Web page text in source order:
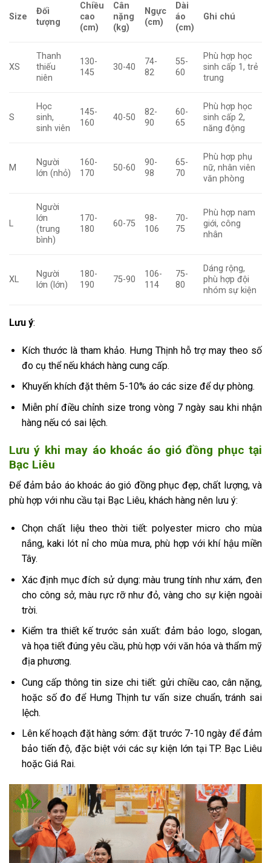
Size
Đối
tượng
Chiều
cao
(cm)
Cân
nặng
(kg)
Ngực
(cm)
Dài
áo
(cm)
Ghi chú
XS
Thanh
thiếu
niên
130-
145
30-40
74-
82
55-
60
Phù hợp học
sinh cấp 1, trẻ
trung
S
Học
sinh,
sinh viên
145-
160
40-50
82-
90
60-
65
Phù hợp học
sinh cấp 2,
năng động
M
Người
lớn (nhỏ)
160-
170
50-60
90-
98
65-
70
Phù hợp phụ
nữ, nhân viên
văn phòng
L
Người
lớn
(trung
bình)
170-
180
60-75
98-
106
70-
75
Phù hợp nam
giới, công
nhân
XL
Người
lớn (lớn)
180-
190
75-90
106-
114
75-
80
Dáng rộng,
phù hợp đội
nhóm sự kiện
Lưu ý:
Kích thước là tham khảo. Hưng Thịnh hỗ trợ may theo số
đo cụ thể nếu khách hàng cung cấp.
Khuyến khích đặt thêm 5-10% áo các size để dự phòng.
Miễn phí điều chỉnh size trong vòng 7 ngày sau khi nhận
hàng nếu có sai lệch.
Lưu ý khi may áo khoác áo gió đồng phục tại
Bạc Liêu
Để đảm bảo áo khoác áo gió đồng phục đẹp, chất lượng, và
phù hợp với nhu cầu tại Bạc Liêu, khách hàng nên lưu ý:
Chọn chất liệu theo thời tiết: polyester micro cho mùa
nắng, kaki lót nỉ cho mùa mưa, phù hợp với khí hậu miền
Tây.
Xác định mục đích sử dụng: màu trung tính như xám, đen
cho công sở, màu rực rỡ như đỏ, vàng cho sự kiện ngoài
trời.
Kiểm tra thiết kế trước sản xuất: đảm bảo logo, slogan,
và họa tiết đúng yêu cầu, phù hợp với văn hóa và thẩm mỹ
địa phương.
Cung cấp thông tin size chi tiết: gửi chiều cao, cân nặng,
hoặc số đo để Hưng Thịnh tư vấn size chuẩn, tránh sai
lệch.
Lên kế hoạch đặt hàng sớm: đặt trước 7-10 ngày để đảm
bảo tiến độ, đặc biệt với các sự kiện lớn tại TP. Bạc Liêu
hoặc Giá Rai.